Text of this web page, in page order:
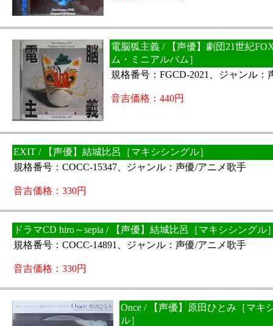
電脳狐主義 / 【声優】劇団21世紀
ム・ミニアルバム］
規格番号：FGCD-2021、ジャンル：
音吉価格：440円
EXIT / 【声優】結城比呂［マキシシングル］
規格番号：COCC-15347、ジャンル：声優/アニメ歌手
音吉価格：330円
ドラマCD hiro～sepia / 【声優】結城比呂［マキシシングル
規格番号：COCC-14891、ジャンル：声優/アニメ歌手
音吉価格：330円
Once / 【声優】原田ひとみ［マキ
ル］